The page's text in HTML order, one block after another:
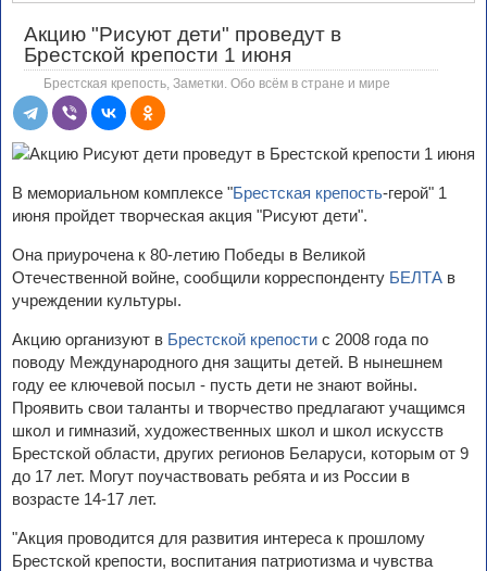
Акцию "Рисуют дети" проведут в
Брестской крепости 1 июня
Брестская крепость Заметки. Обо всём в стране и мире
В мемориальном комплексе "Брестская крепость-герой" 1
июня пройдет творческая акция "Рисуют дети".
Она приурочена к 80-летию Победы в Великой
Отечественной войне, сообщили корреспонденту БЕЛТА в
учреждении культуры.
Акцию организуют в Брестской крепости с 2008 года по
поводу Международного дня защиты детей. В нынешнем
году ее ключевой посыл - пусть дети не знают войны.
Проявить свои таланты и творчество предлагают учащимся
школ и гимназий, художественных школ и школ искусств
Брестской области, других регионов Беларуси, которым от 9
до 17 лет. Могут поучаствовать ребята и из России в
возрасте 14-17 лет.
"Акция проводится для развития интереса к прошлому
Брестской крепости, воспитания патриотизма и чувства